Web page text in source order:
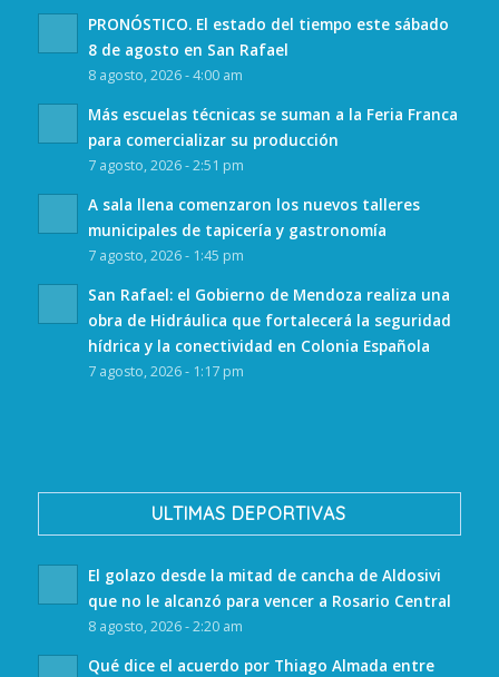
PRONÓSTICO. El estado del tiempo este sábado
8 de agosto en San Rafael
8 agosto, 2026 - 4:00 am
Más escuelas técnicas se suman a la Feria Franca
para comercializar su producción
7 agosto, 2026 - 2:51 pm
A sala llena comenzaron los nuevos talleres
municipales de tapicería y gastronomía
7 agosto, 2026 - 1:45 pm
San Rafael: el Gobierno de Mendoza realiza una
obra de Hidráulica que fortalecerá la seguridad
hídrica y la conectividad en Colonia Española
7 agosto, 2026 - 1:17 pm
ULTIMAS DEPORTIVAS
El golazo desde la mitad de cancha de Aldosivi
que no le alcanzó para vencer a Rosario Central
8 agosto, 2026 - 2:20 am
Qué dice el acuerdo por Thiago Almada entre